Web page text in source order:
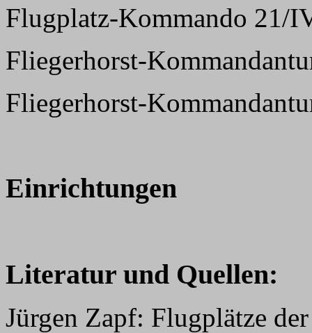
Flugplatz-Kommando 21/
Fliegerhorst-
Fliegerhorst-
Einrichtungen
Literatur und Quellen:
Jürgen Zapf: Flugplätze